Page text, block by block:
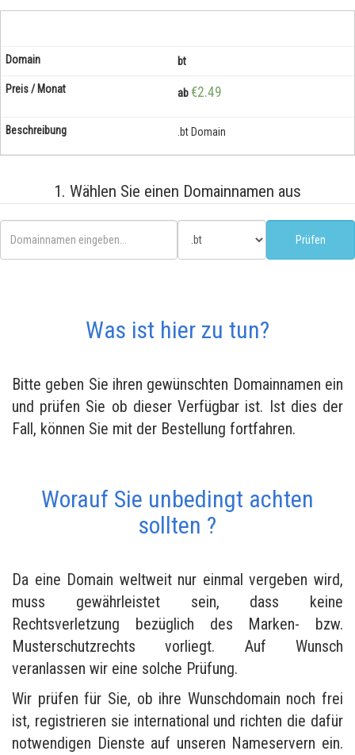
bt
ab€2.49
.bt Domain
1. Wählen Sie einen Domainnamen aus
Was ist hier zu tun?
Bitte geben Sie ihren gewünschten Domainnamen ein
und prüfen Sie ob dieser Verfügbar ist. Ist dies der
Fall, können Sie mit der Bestellung fortfahren.
Worauf Sie unbedingt achten
sollten ?
Da eine Domain weltweit nur einmal vergeben wird,
muss gewährleistet sein, dass keine
Rechtsverletzung bezüglich des Marken- bzw.
Musterschutzrechts vorliegt. Auf Wunsch
veranlassen wir eine solche Prüfung.
Wir prüfen für Sie, ob ihre Wunschdomain noch frei
ist, registrieren sie international und richten die dafür
notwendigen Dienste auf unseren Nameservern ein.